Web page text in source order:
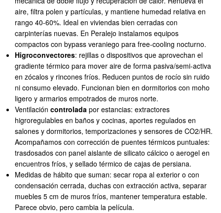
aire, filtra polen y partículas, y mantiene humedad relativa en
rango 40-60%. Ideal en viviendas bien cerradas con
carpinterías nuevas. En Peralejo instalamos equipos
compactos con bypass veraniego para free-cooling nocturno.
Higroconvectores: rejillas o dispositivos que aprovechan el
gradiente térmico para mover aire de forma pasiva/semi-activa
en zócalos y rincones fríos. Reducen puntos de rocío sin ruido
ni consumo elevado. Funcionan bien en dormitorios con moho
ligero y armarios empotrados de muros norte.
Ventilacióncontrolada por estancias: extractores
higroregulables en baños y cocinas, aportes regulados en
salones y dormitorios, temporizaciones y sensores de CO2/HR.
Acompañamos con corrección de puentes térmicos puntuales:
trasdosados con panel aislante de silicato cálcico o aerogel en
encuentros fríos, y sellado térmico de cajas de persiana.
Medidas de hábito que suman: secar ropa al exterior o con
condensación cerrada, duchas con extracción activa, separar
muebles 5 cm de muros fríos, mantener temperatura estable.
Parece obvio, pero cambia la película.